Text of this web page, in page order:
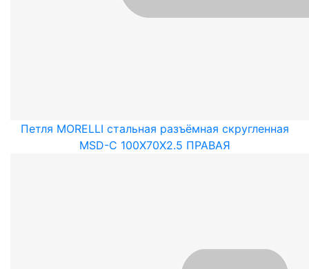
Петля MORELLI стальная разъёмная скругленная
MSD-C 100X70X2.5 ПРАВАЯ